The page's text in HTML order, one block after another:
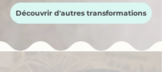
Découvrir d'autres transformations